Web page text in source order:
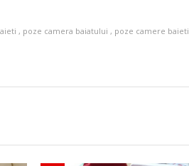
, poze camera baiatului , poze camere baieti
in Magazin
in Magazin